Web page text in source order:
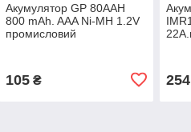
Акумулятор GP 80AAH
800 mAh. AAA Ni-MH 1.2V
промисловий
105₴ 254